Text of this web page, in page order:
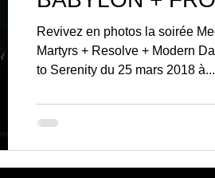
TO SERENITY –
24.03.2018
Revivez en photos la soirée
Martyrs + Resolve + Modern
to Serenity du 25 mars 2018 à...